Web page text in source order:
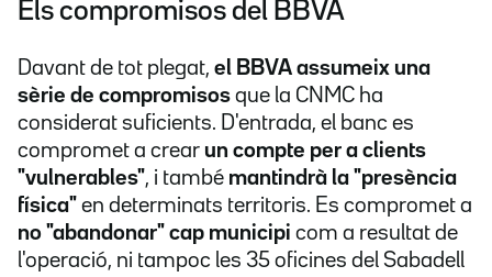
Els compromisos del BBVA
Davant de tot plegat, el BBVA assumeix una
sèrie de compromisos que la CNMC ha
considerat suficients. D'entrada, el banc es
compromet a crear un compte per a clients
"vulnerables", i també mantindrà la "presència
física" en determinats territoris. Es compromet a
no "abandonar" cap municipi com a resultat de
l'operació, ni tampoc les 35 oficines del Sabadell